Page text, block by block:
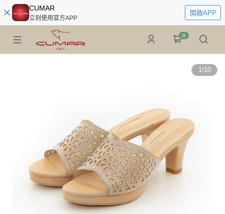
CUMAR
立刻使用官方APP
開啟APP
0
1/10